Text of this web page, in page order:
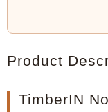
Product
TimberIN